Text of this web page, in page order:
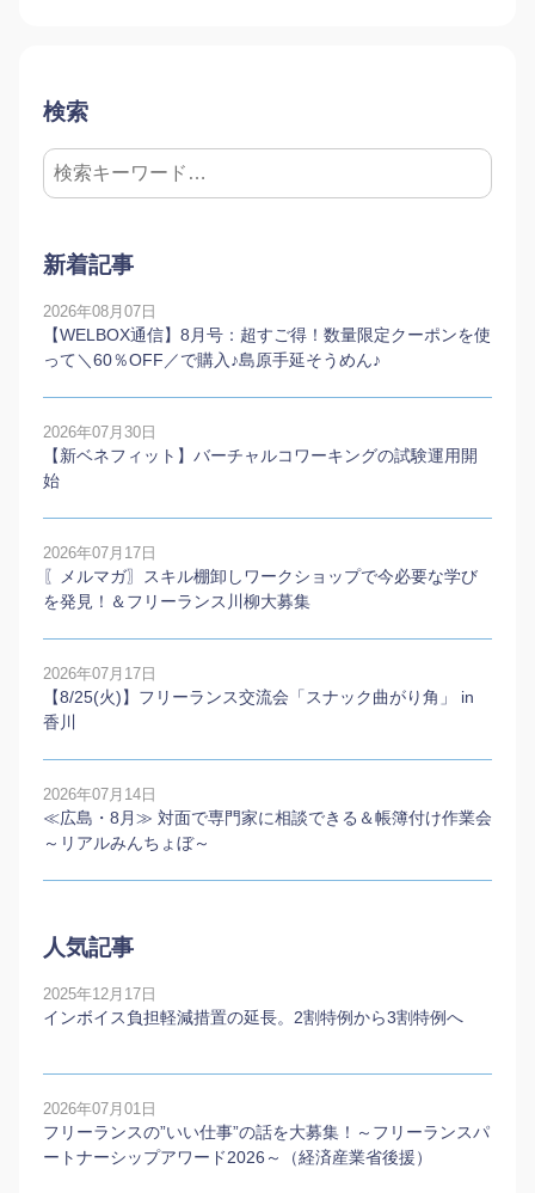
検索
新着記事
2026年08月07日
【WELBOX通信】8月号：超すご得！数量限定クーポンを使
って＼60％OFF／で購入♪島原手延そうめん♪
2026年07月30日
【新ベネフィット】バーチャルコワーキングの試験運用開
始
2026年07月17日
〖メルマガ〗スキル棚卸しワークショップで今必要な学び
を発見！＆フリーランス川柳大募集
2026年07月17日
【8/25(火)】フリーランス交流会「スナック曲がり角」 in
香川
2026年07月14日
≪広島・8月≫ 対面で専門家に相談できる＆帳簿付け作業会
～リアルみんちょぼ～
人気記事
2025年12月17日
インボイス負担軽減措置の延長。2割特例から3割特例へ
2026年07月01日
フリーランスの”いい仕事”の話を大募集！～フリーランスパ
ートナーシップアワード2026～（経済産業省後援）